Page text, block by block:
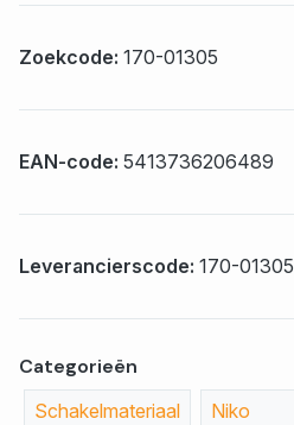
Zoekcode: 170-01305
EAN-code: 5413736206489
Leverancierscode: 170-01305
Categorieën
Schakelmateriaal
Niko